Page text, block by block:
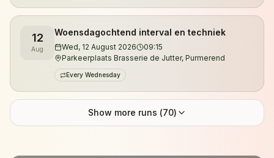
Wil je eerst kennismaken? Je bent altijd welkom voor
een vrijblijvende proefles.
12
Aug
Woensdagochtend interval en techniek
Wed, 12 August 2026
09:15
Parkeerplaats Brasserie de Jutter, Purmerend
Every Wednesday
Show more runs (70)